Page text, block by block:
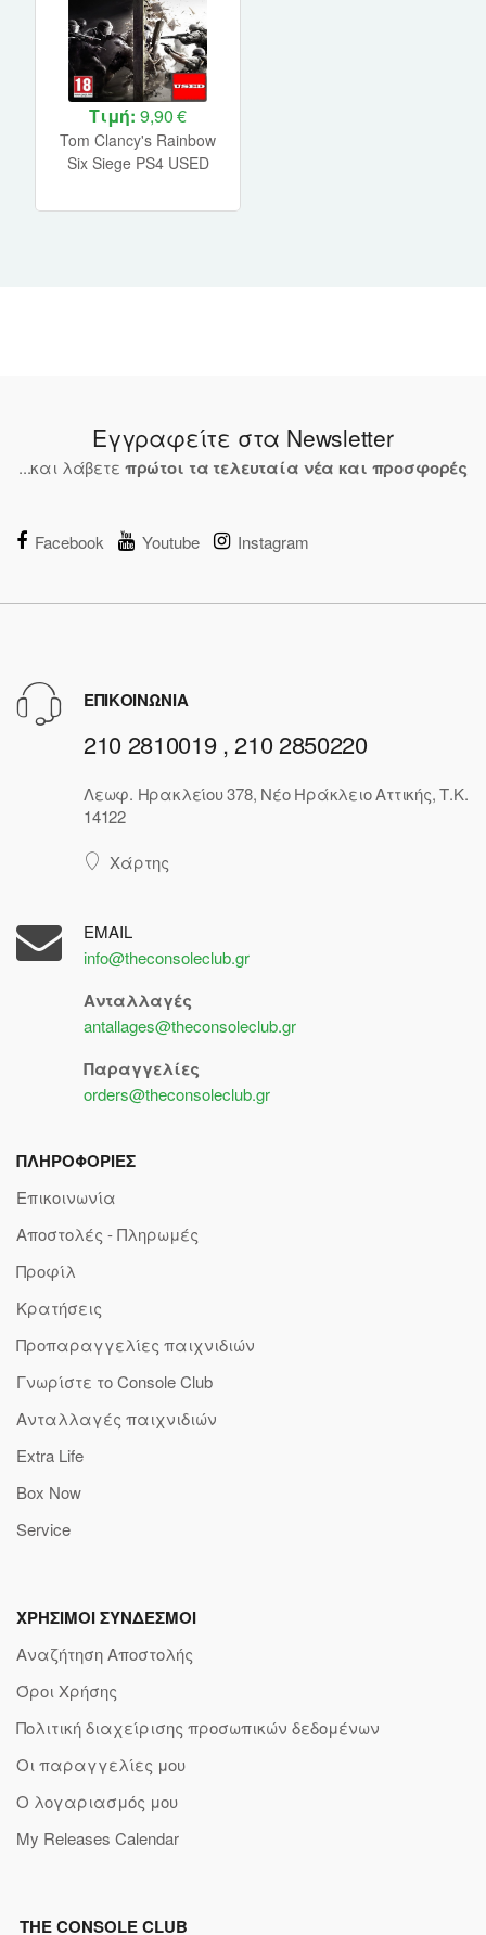
Τιμή: 9,90 €
Tom Clancy's Rainbow
Six Siege PS4 USED
Εγγραφείτε στα Newsletter
...και λάβετε πρώτοι τα τελευταία νέα και προσφορές
Facebook Youtube Instagram
ΕΠΙΚΟΙΝΩΝΙΑ
210 2810019 , 210 2850220
Λεωφ. Ηρακλείου 378, Νέο Ηράκλειο Αττικής, Τ.Κ.
14122
Χάρτης
EMAIL
info@theconsoleclub.gr
Ανταλλαγές
antallages@theconsoleclub.gr
Παραγγελίες
orders@theconsoleclub.gr
ΠΛΗΡΟΦΟΡΙΕΣ
Επικοινωνία
Αποστολές - Πληρωμές
Προφίλ
Κρατήσεις
Προπαραγγελίες παιχνιδιών
Γνωρίστε το Console Club
Ανταλλαγές παιχνιδιών
Extra Life
Box Now
Service
ΧΡΗΣΙΜΟΙ ΣΥΝΔΕΣΜΟΙ
Αναζήτηση Αποστολής
Όροι Χρήσης
Πολιτική διαχείρισης προσωπικών δεδομένων
Οι παραγγελίες μου
Ο λογαριασμός μου
My Releases Calendar
THE CONSOLE CLUB